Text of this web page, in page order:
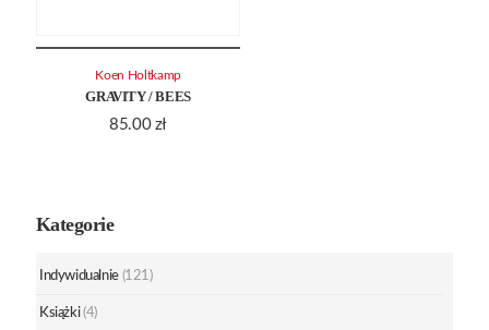
GRAVITY / BEES
85.00 zł
Koen Holtkamp
Kategorie
Indywidualnie (121)
Książki (4)